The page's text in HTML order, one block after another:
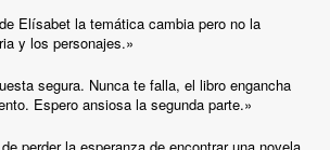
Elísabet la temática cambia pero no la
y los personajes.»
segura. Nunca te falla, el libro engancha
Espero ansiosa la segunda parte.»
perder la esperanza de encontrar una novela